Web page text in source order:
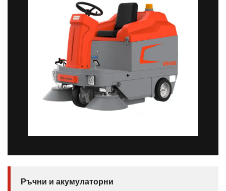
Ръчни и акумулаторни